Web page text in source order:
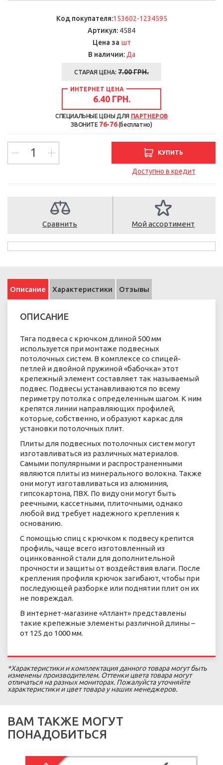
Код покупателя:153602-1234595
Артикул: 4584
Цена за шт
В наличии: Да
СТАРАЯ ЦЕНА: 7.00ГРН.
ИНТЕРНЕТ ЦЕНА
6.40 ГРН.
СПЕЦИАЛЬНЫЕ ЦЕНЫ ДЛЯ ПАРТНЕРОВ
ЗВОНИТЕ 76-76(бесплатно)
КУПИТЬ
Доступно в кредит
Сравнить Мой ассортимент
Описание Характеристики Отзывы
ОПИСАНИЕ
Тяга подвеса с крючком длиной 500 мм
используется при монтаже подвесных
потолочных систем. В комплексе со спицей-
петлей и двойной пружиной «бабочка» этот
крепежный элемент составляет так называемый
подвес. Подвесы устанавливаются по всему
периметру потолка с определенным шагом. К ним
крепятся линии направляющих профилей,
которые, собственно, и образуют каркас для
установки потолочных плит.
Плиты для подвесных потолочных систем могут
изготавливаться из различных материалов.
Самыми популярными и распространенными
являются плиты из минерального волокна. Также
они могут изготавливаться из алюминия,
гипсокартона, ПВХ. По виду они могут быть
реечными, кассетными, плиточными, однако
любой вид требует надежного крепления к
основанию.
С помощью спиц с крючком к подвесу крепится
профиль, чаще всего изготовленный из
оцинкованной стали для дополнительной
прочности и защиты от воздействия влаги. После
крепления профиля крючок загибают, чтобы при
последующей разборке или поднятии плит он их
не повреждал.
В интернет-магазине «Атлант» представлены
такие крепежные элементы различной длины –
от 125 до 1000 мм.
*Характеристики и комплектация данного товара могут быть
изменены производителем. Оттенки цвета товара могут
отличаться на разных мониторах. Пожалуйста уточняйте
характеристики и цвет товара у наших менеджеров.
ВАМ ТАКЖЕ МОГУТ
ПОНАДОБИТЬСЯ